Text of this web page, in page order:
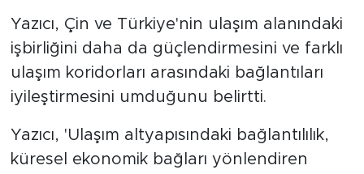
Yazıcı, Çin ve Türkiye'nin ulaşım alanındaki
işbirliğini daha da güçlendirmesini ve farklı
ulaşım koridorları arasındaki bağlantıları
iyileştirmesini umduğunu belirtti.
Yazıcı, 'Ulaşım altyapısındaki bağlantılılık,
küresel ekonomik bağları yönlendiren